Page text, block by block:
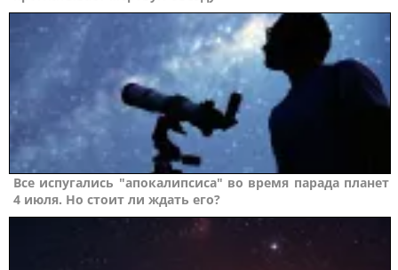
Все испугались "апокалипсиса" во время парада планет
4 июля. Но стоит ли ждать его?